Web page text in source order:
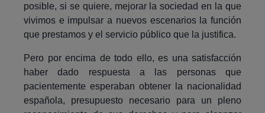
posible, si se quiere, mejorar la sociedad en la que
vivimos e impulsar a nuevos escenarios la función
que prestamos y el servicio público que la justifica.
Pero por encima de todo ello, es una satisfacción
haber dado respuesta a las personas que
pacientemente esperaban obtener la nacionalidad
española, presupuesto necesario para un pleno